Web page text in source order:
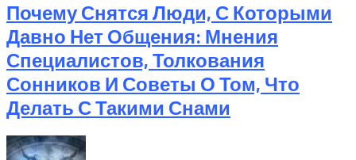
Почему Снятся Люди, С Которыми
Давно Нет Общения: Мнения
Специалистов, Толкования
Сонников И Советы О Том, Что
Делать С Такими Снами